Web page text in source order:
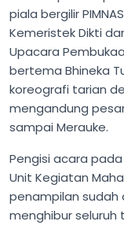
piala bergilir
Kemeristek Dikti
Upacara
bertema Bhineka
koreografi tarian
mengandung
sampai Merauke.
Pengisi acara
Unit Kegiatan
penampilan sudah
menghibur seluruh